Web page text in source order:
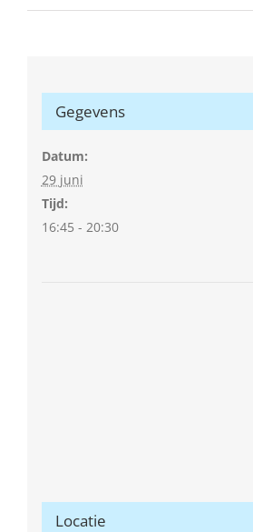
Gegevens
Datum:
29 juni
Tijd:
16:45 - 20:30
Locatie